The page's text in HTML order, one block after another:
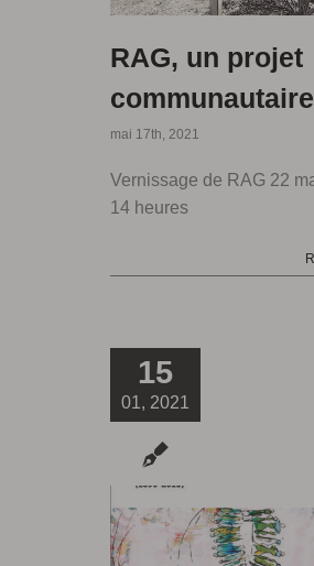
RAG, un projet
communautaire
mai 17th, 2021
Vernissage de RAG 22
14 heures
15
01, 2021